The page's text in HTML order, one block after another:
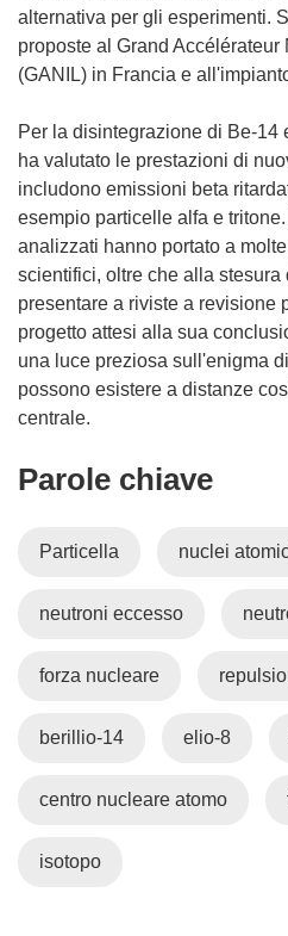
alternativa per gli esperimenti.
proposte al Grand
(GANIL) in Francia e
Per la disintegrazione di Be-14
ha valutato le prestazioni di
includono emissioni beta
esempio particelle alfa e
analizzati hanno portato a
scientifici, oltre che alla
presentare a riviste a revisione
progetto attesi alla sua
una luce preziosa sull'enigma
possono esistere a distanze
centrale.
Parole chiave
Particella nuclei
neutroni eccesso
forza nucleare
berillio-14 elio-8
centro nucleare atomo
isotopo